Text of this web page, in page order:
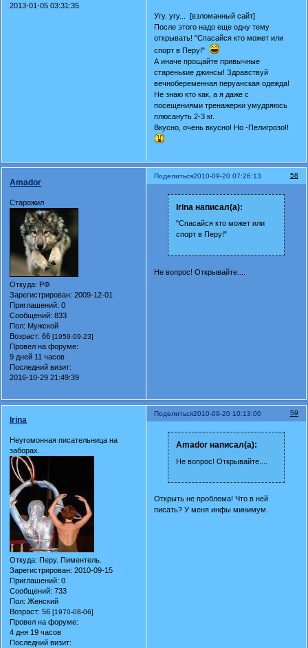
2013-01-05 03:31:35
Угу. угу... [взломанный сайт]
После этого надо еще одну тему
открывать! "Спасайся кто может или
спорт в Перу!"
А иначе прощайте привычные
старенькие джинсы! Здравствуй
вечнобеременная перуанская одежда!
Не знаю кто как, а я даже с
посещениями тренажерки умудряюсь
плюсануть 2-3 кг.
Вкусно, очень вкусно! Но -Пелигрозо!!
Поделиться 58
2010-09-20 07:26:13
Amador
Старожил
Откуда: РФ
Зарегистрирован: 2009-12-01
Приглашений: 0
Сообщений: 833
Пол: Мужской
Возраст: 66[1959-09-23]
Провел на форуме:
9 дней 11 часов
Последний визит:
2016-10-29 21:49:39
Irina написал(а):
"Спасайся кто может или
спорт в Перу!"
Не вопрос! Открывайте....
Поделиться 59
2010-09-20 10:13:00
Irina
Неугомонная писательница на
заборах.
Откуда: Перу. Пиментель.
Зарегистрирован: 2010-09-15
Приглашений: 0
Сообщений: 733
Пол: Женский
Возраст: 56[1970-08-06]
Провел на форуме:
4 дня 19 часов
Последний визит:
Amador написал(а):
Не вопрос! Открывайте....
Открыть не проблема! Что в ней
писать? У меня инфы минимум.